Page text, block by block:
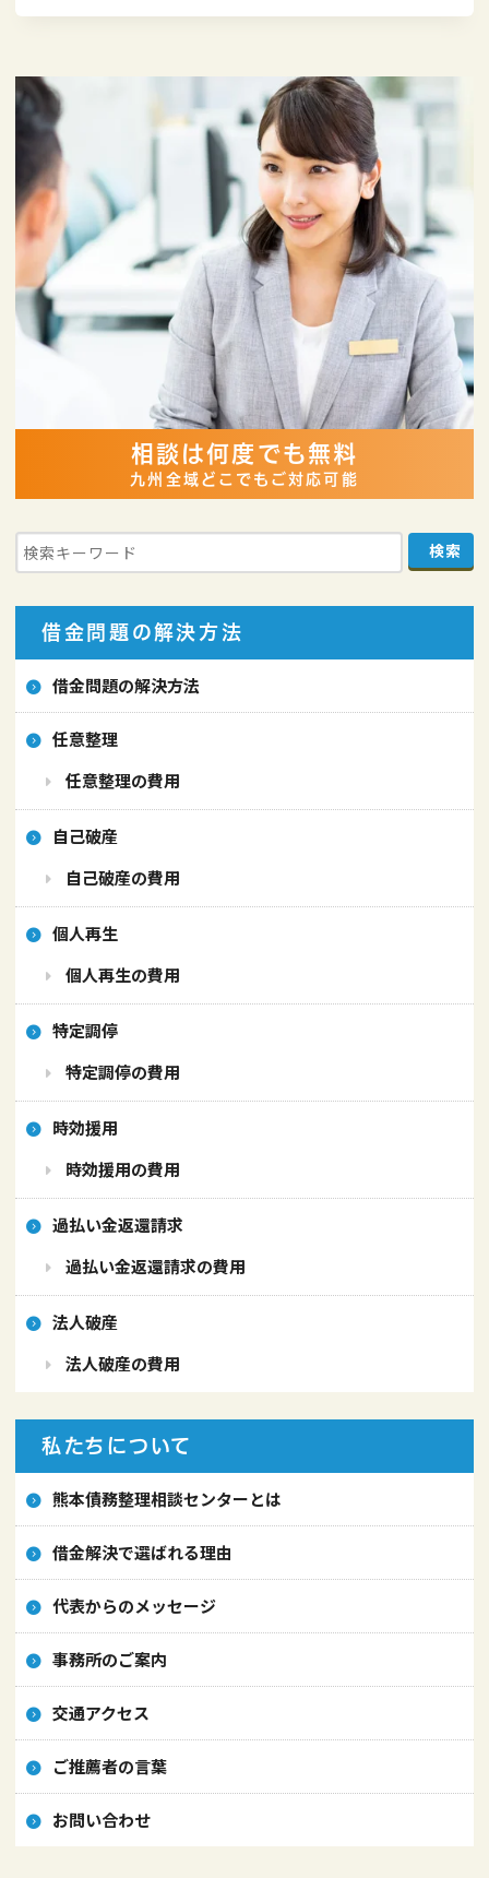
相談は何度でも無料
九州全域どこでもご対応可能
借金問題の解決方法
借金問題の解決方法
任意整理
任意整理の費用
自己破産
自己破産の費用
個人再生
個人再生の費用
特定調停
特定調停の費用
時効援用
時効援用の費用
過払い金返還請求
過払い金返還請求の費用
法人破産
法人破産の費用
私たちについて
熊本債務整理相談センターとは
借金解決で選ばれる理由
代表からのメッセージ
事務所のご案内
交通アクセス
ご推薦者の言葉
お問い合わせ